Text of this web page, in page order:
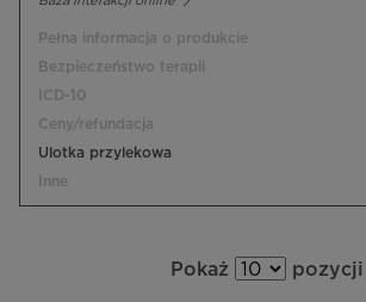
Pełna informacja o produkcie
Bezpieczeństwo terapii
ICD-10
Ceny/refundacja
Ulotka przylekowa
Inne
Pokaż pozycji